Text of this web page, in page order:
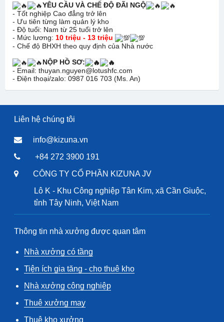
YÊU CẦU VÀ CHẾ ĐỘ ĐÃI NGỘ
- Tốt nghiệp Cao đẳng trở lên
- Ưu tiên từng làm quản lý kho
- Độ tuổi: Nam từ 25 tuổi trở lên
- Mức lương: 10 triệu - 13 triệu
- Chế độ BHXH theo quy định của Nhà nước
NỘP HỒ SƠ:
- Email: thuyan.nguyen@lotushfc.com
- Điện thoại/zalo: 0987 016 703 (Ms. An)
Liên hệ chúng tôi
info@kizuna.vn
+84 272 3900 191
CÔNG TY CỔ PHẦN KIZUNA JV
Lô K - Khu Công nghiệp Tân Kim, xã Cần Giuộc,
tỉnh Tây Ninh, Việt Nam
Thông tin nhà xưởng được quan tâm
Nhà xưởng có tầng
Tiện ích gia tăng - cho thuê kho
Nhà xưởng công nghiệp
Thuê xưởng may
Thuê kho xưởng